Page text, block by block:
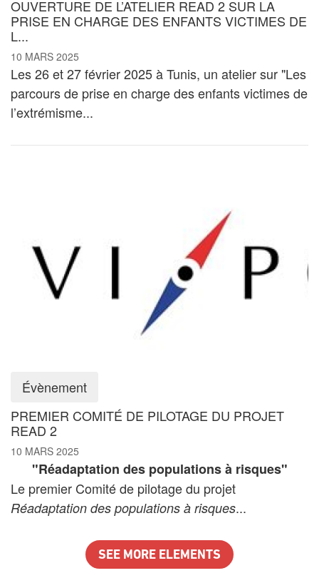
OUVERTURE DE L’ATELIER READ 2 SUR LA
PRISE EN CHARGE DES ENFANTS VICTIMES DE
L...
10 MARS 2025
Les 26 et 27 février 2025 à Tunis, un atelier sur "Les
parcours de prise en charge des enfants victimes de
l’extrémisme...
Évènement
PREMIER COMITÉ DE PILOTAGE DU PROJET
READ 2
10 MARS 2025
"Réadaptation des populations à risques"
Le premier Comité de pilotage du projet
Réadaptation des populations à risques...
SEE MORE ELEMENTS